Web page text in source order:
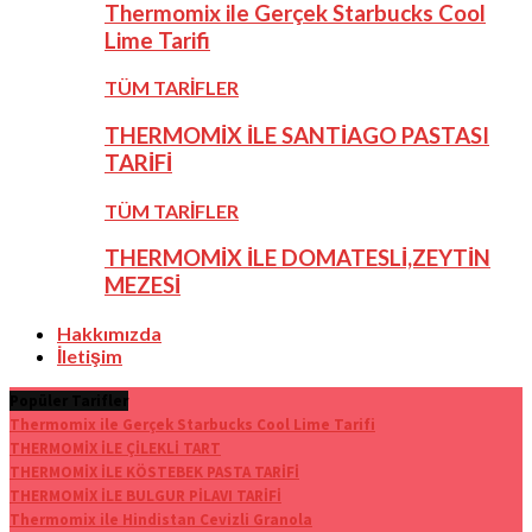
Thermomix ile Gerçek Starbucks Cool
Lime Tarifi
TÜM TARİFLER
THERMOMİX İLE SANTİAGO PASTASI
TARİFİ
TÜM TARİFLER
THERMOMİX İLE DOMATESLİ,ZEYTİN
MEZESİ
Hakkımızda
İletişim
Thermomix ile Gerçek Starbucks Cool Lime Tarifi
THERMOMİX İLE ÇİLEKLİ TART
THERMOMİX İLE KÖSTEBEK PASTA TARİFİ
THERMOMİX İLE BULGUR PİLAVI TARİFİ
Thermomix ile Hindistan Cevizli Granola